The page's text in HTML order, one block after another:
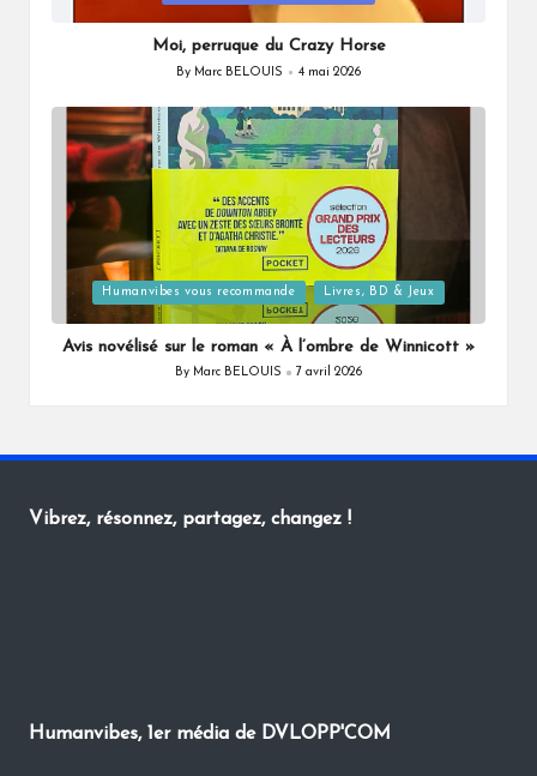
Moi, perruque du Crazy Horse
Posted
By Marc BELOUIS 4 mai 2026
Posted
in
Humanvibes vous recommande Livres, BD & Jeux
Avis novélisé sur le roman « À l’ombre de Winnicott »
Posted
By Marc BELOUIS 7 avril 2026
Vibrez, résonnez, partagez, changez !
Humanvibes, 1er média de DVLOPP'COM